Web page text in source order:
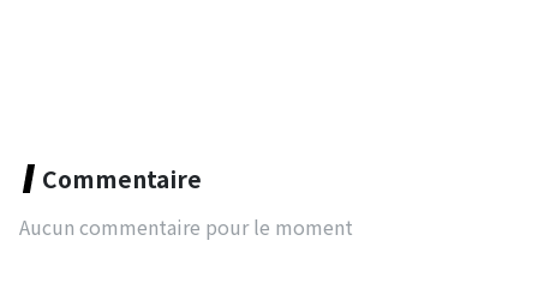
Commentaire
Aucun commentaire pour le moment